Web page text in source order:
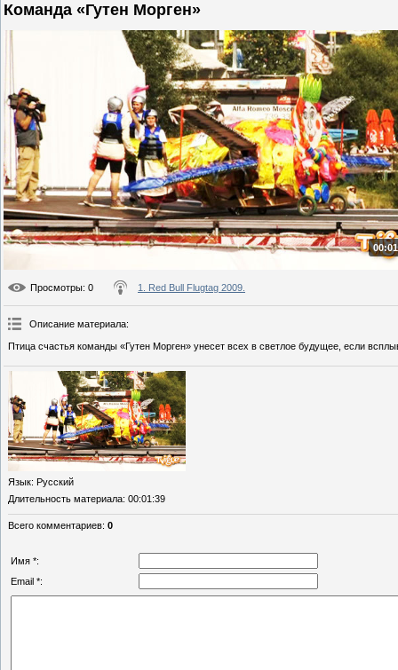
Команда «Гутен Морген»
Просмотры: 0 1. Red Bull Flugtag 2009.
Описание материала:
Птица счастья команды «Гутен Морген» унесет всех в светлое будущее, если
Язык: Русский
Длительность материала: 00:01:39
Всего комментариев: 0
Имя *:
Email *: